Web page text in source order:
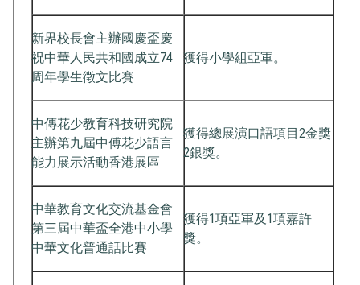
新界校長會主辦國慶盃慶
祝中華人民共和國成立74
周年學生徵文比賽
獲得小學組亞軍。
中傳花少教育科技研究院
主辦第九屆中傅花少語言
能力展示活動香港展區
獲得總展演口語項目2金獎
2銀獎。
中華教育文化交流基金會
第三屆中華盃全港中小學
中華文化普通話比賽
獲得1項亞軍及1項嘉許
獎。